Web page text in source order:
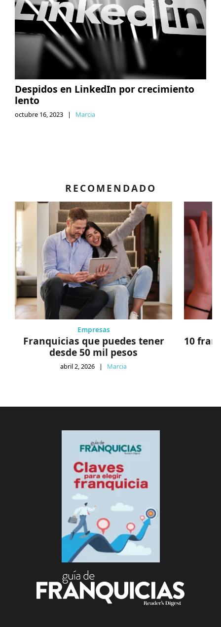
Despidos en LinkedIn por crecimiento
lento
octubre 16, 2023 | Marcia
RECOMENDADO
Empresas
Franquicias que puedes tener
desde 50 mil pesos
abril 2, 2026 | Marcia
10